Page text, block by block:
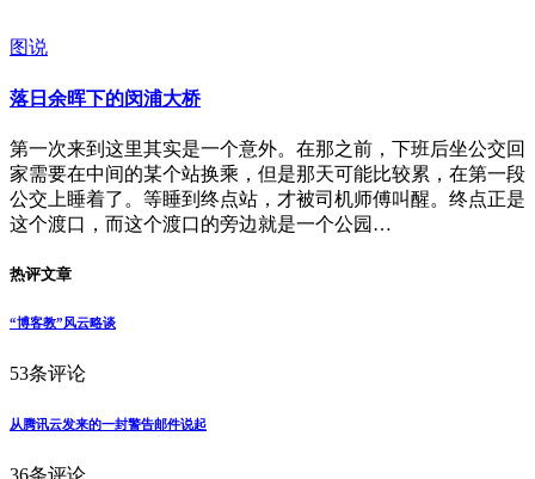
图说
落日余晖下的闵浦大桥
第一次来到这里其实是一个意外。在那之前，下班后坐公交回
家需要在中间的某个站换乘，但是那天可能比较累，在第一段
公交上睡着了。等睡到终点站，才被司机师傅叫醒。终点正是
这个渡口，而这个渡口的旁边就是一个公园…
热评文章
“博客教”风云略谈
53条评论
从腾讯云发来的一封警告邮件说起
36条评论